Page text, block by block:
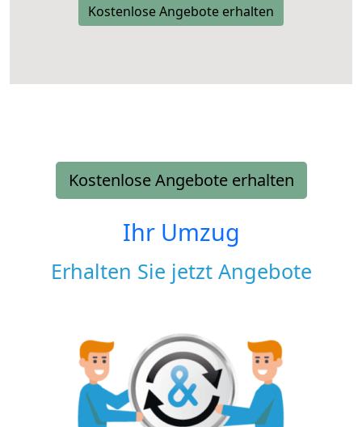
Kostenlose Angebote erhalten
Kostenlose Angebote erhalten
Ihr Umzug
Erhalten Sie jetzt Angebote